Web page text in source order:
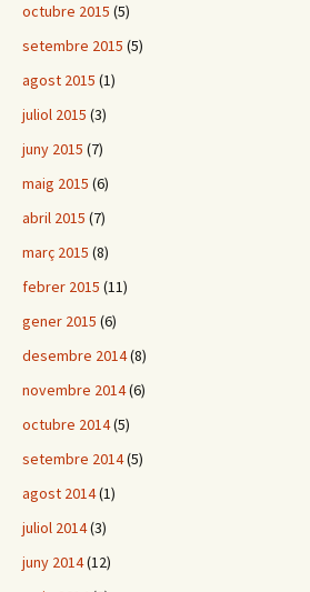
octubre 2015 (5)
setembre 2015 (5)
agost 2015 (1)
juliol 2015 (3)
juny 2015 (7)
maig 2015 (6)
abril 2015 (7)
març 2015 (8)
febrer 2015 (11)
gener 2015 (6)
desembre 2014(8)
novembre 2014(6)
octubre 2014(5)
setembre 2014(5)
agost 2014(1)
juliol 2014(3)
juny 2014(12)